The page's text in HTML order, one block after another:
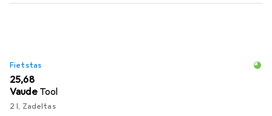
Fietstas
EUR
25,68
Vaude Tool
2 l, Zadeltas